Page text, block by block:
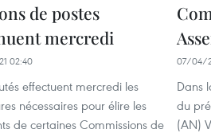
de postes
mercredi
02:40
effectuent mercredi les
nécessaires pour élire les
de certaines Commissions de
07/04/
Dans
du
(AN)